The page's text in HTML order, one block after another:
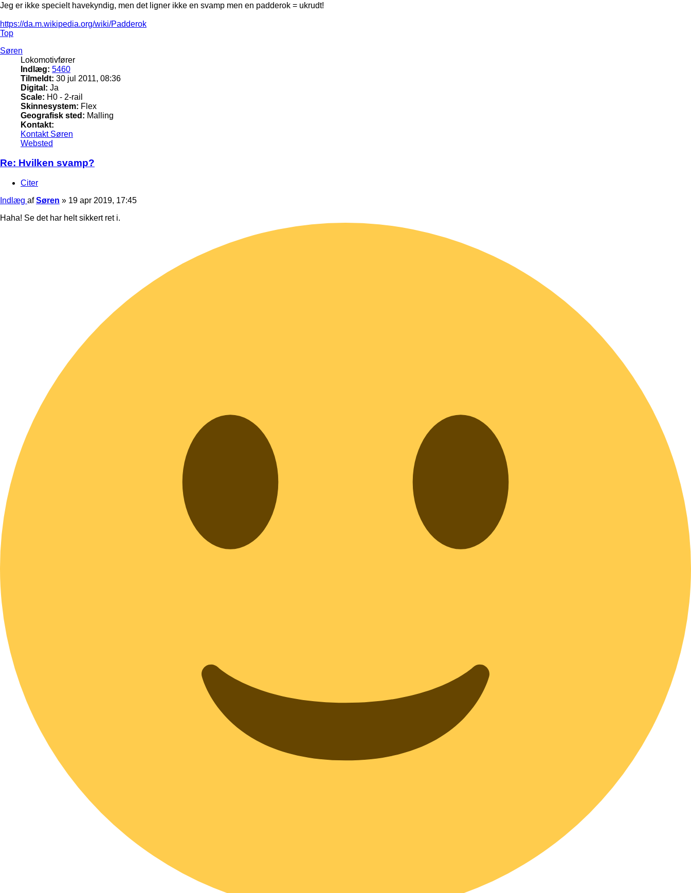
Jeg er ikke specielt havekyndig, men det ligner ikke en svamp men en padderok = ukrudt!
https://da.m.wikipedia.org/wiki/Padderok
Top
Søren
Lokomotivfører
Indlæg: 5460
Tilmeldt: 30 jul 2011, 08:36
Digital: Ja
Scale: H0 - 2-rail
Skinnesystem: Flex
Geografisk sted: Malling
Kontakt:
Kontakt Søren
Websted
Re: Hvilken svamp?
Citer
Indlæg afSøren » 19 apr 2019, 17:45
Haha! Se det har helt sikkert ret i.